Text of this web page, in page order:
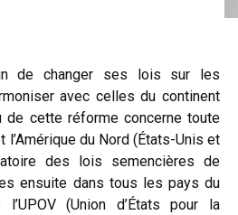
de changer ses lois sur les
avec celles du continent
de cette réforme concerne toute
l’Amérique du Nord (États-Unis et
des lois semencières de
ensuite dans tous les pays du
(Union d’États pour la